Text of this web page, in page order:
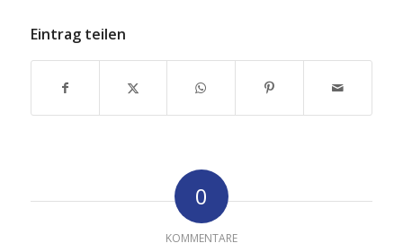
Eintrag teilen
0
KOMMENTARE